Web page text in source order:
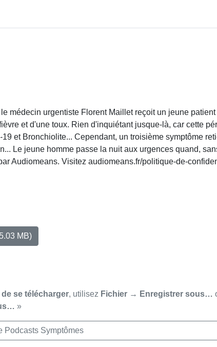
médecin urgentiste Florent Maillet reçoit un jeune
et d'une toux. Rien d'inquiétant jusque-là, car cette
et Bronchiolite... Cependant, un troisième symptôme
Le jeune homme passe la nuit aux urgences quand,
Audiomeans. Visitez audiomeans.fr/politique-de-
MB)
se télécharger, utilisez Fichier → Enregistrer sous…
»
Podcasts Symptômes